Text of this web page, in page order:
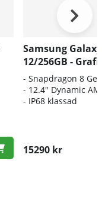
Samsung Galaxy
12/256GB -
- Snapdragon 8
- 12.4" Dynamic
- IP68 klassad
15290 kr